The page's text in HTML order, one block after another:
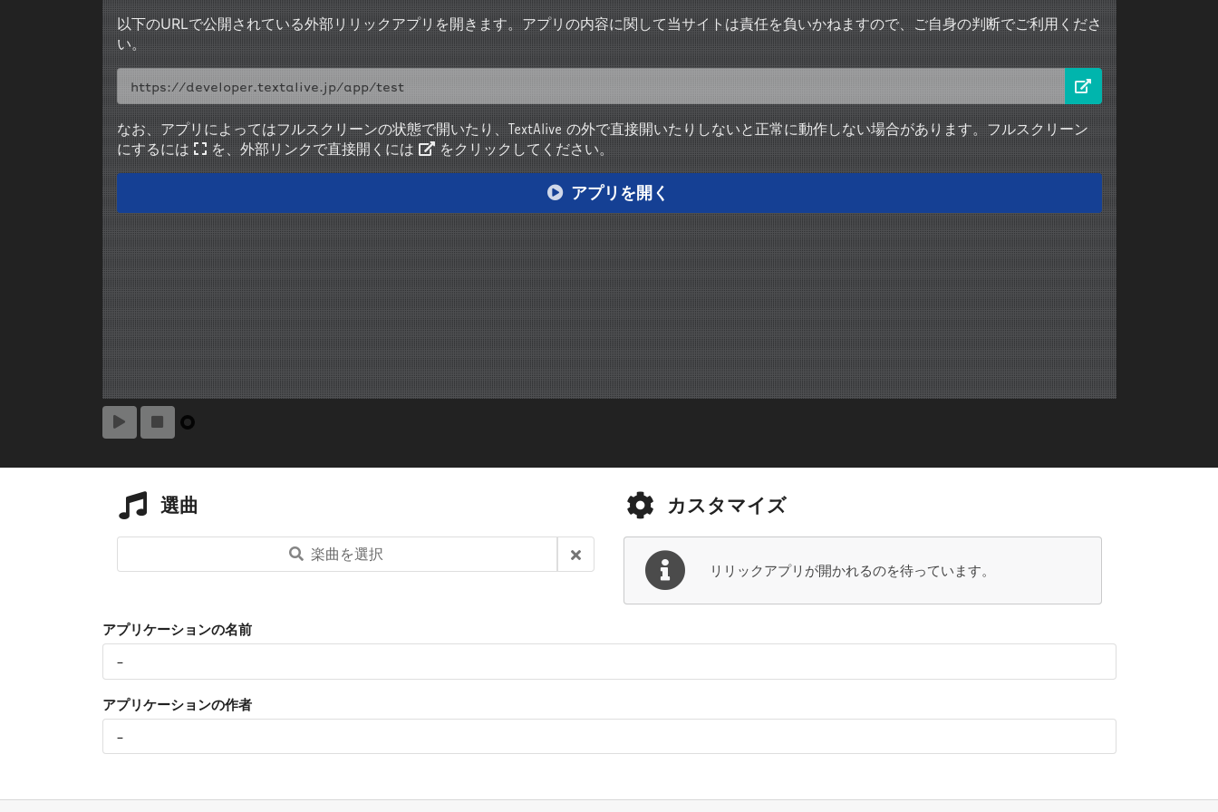
以下のURLで公開されている外部リリックアプリを開きます。アプリの内容に関して当サイトは責任を負いかねますので、ご自身の判断でご利用くださ
い。
なお、アプリによってはフルスクリーンの状態で開いたり、TextAlive の外で直接開いたりしないと正常に動作しない場合があります。フルスクリーン
にするには
を、外部リンクで直接開くには をクリックしてください。
アプリを開く
選曲
楽曲を選択
カスタマイズ
リリックアプリが開かれるのを待っています。
アプリケーションの名前
アプリケーションの作者